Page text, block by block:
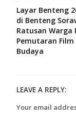
Layar Benteng
di Benteng
Ratusan Warga
Pemutaran Film
Budaya
LEAVE A REPLY:
Your email